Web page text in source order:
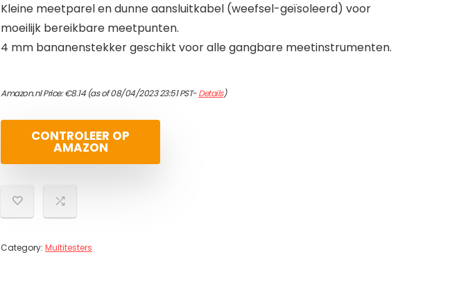
Kleine meetparel en dunne aansluitkabel (weefsel-geïsoleerd) voor
moeilijk bereikbare meetpunten.
4 mm bananenstekker geschikt voor alle gangbare meetinstrumenten.
Amazon.nl Price:€8.14(as of 08/04/2023 23:51 PST-Details)
CONTROLEER OP
AMAZON
Category: Multitesters